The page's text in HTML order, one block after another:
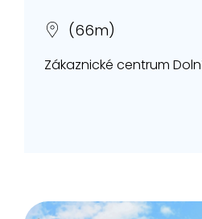
(66m)
Zákaznické centrum